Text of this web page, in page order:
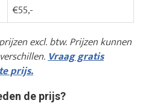
€55,-
excl. btw. Prijzen kunnen
Vraag gratis
prijs.
de prijs?